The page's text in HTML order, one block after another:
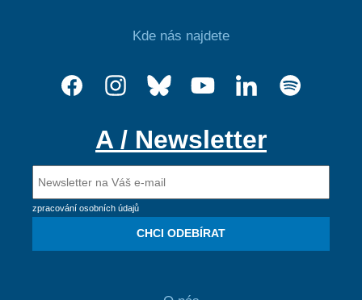
Kde nás najdete
A / Newsletter
zpracování osobních údajů
CHCI ODEBÍRAT